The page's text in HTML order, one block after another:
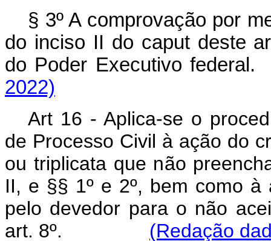
§ 3º A comprovação por
do inciso II do caputdeste
do Poder Executivo
2022)
Art 16 - Aplica-se o
de Processo Civil à ação do
ou triplicata que não
II, e §§ 1º e 2º, bem como
pelo devedor para o não
art. 8º. (Redação